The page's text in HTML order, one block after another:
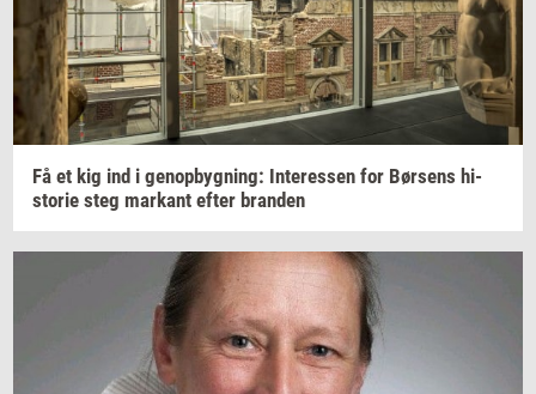
Få et kig ind i genop­byg­ning: In­ter­es­sen for Bør­sens hi­
sto­rie steg mar­kant efter bran­den